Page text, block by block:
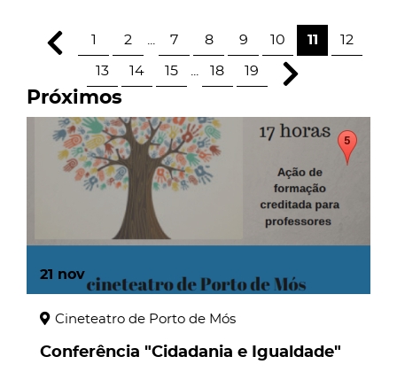
1 2 7 8 9 10 11 12
13 14 15 18 19
Próximos
21 nov
Cineteatro de Porto de Mós
Conferência "Cidadania e Igualdade"